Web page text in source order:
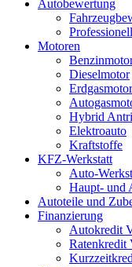
Autobewertung
Motoren
Dieselmotor
Erdgasmotor
Hybrid
Elektroauto
Kraftstoffe
KFZ-Werkstatt
Auto-
Haupt- und
Autoteile und
Finanzierung
Autokredit
Ratenkredit